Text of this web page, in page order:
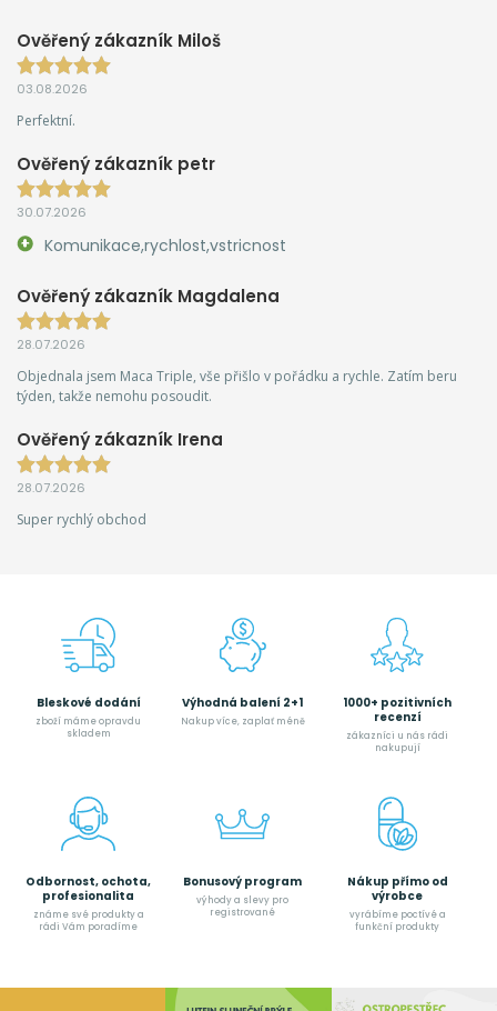
Ověřený zákazník Miloš
03.08.2026
Perfektní.
Ověřený zákazník petr
30.07.2026
Komunikace,rychlost,vstricnost
Ověřený zákazník Magdalena
28.07.2026
Objednala jsem Maca Triple, vše přišlo v pořádku a rychle. Zatím beru
týden, takže nemohu posoudit.
Ověřený zákazník Irena
28.07.2026
Super rychlý obchod
Bleskové dodání
zboží máme opravdu
skladem
Výhodná balení 2+1
Nakup více, zaplať méně
1000+ pozitivních
recenzí
zákazníci u nás rádi
nakupují
Odbornost, ochota,
profesionalita
známe své produkty a
rádi Vám poradíme
Bonusový program
výhody a slevy pro
registrované
Nákup přímo od
výrobce
vyrábíme poctívé a
funkční produkty